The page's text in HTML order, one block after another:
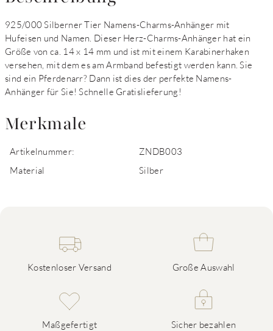
925/000 Silberner Tier Namens-Charms-Anhänger mit
Hufeisen und Namen. Dieser Herz-Charms-Anhänger hat ein
Größe von ca. 14 x 14 mm und ist mit einem Karabinerhaken
versehen, mit dem es am Armband befestigt werden kann. Sie
sind ein Pferdenarr? Dann ist dies der perfekte Namens-
Anhänger für Sie! Schnelle Gratislieferung!
Merkmale
Artikelnummer:
ZNDB003
Material
Silber
Kostenloser Versand Große Auswahl
Maßgefertigt Sicher bezahlen